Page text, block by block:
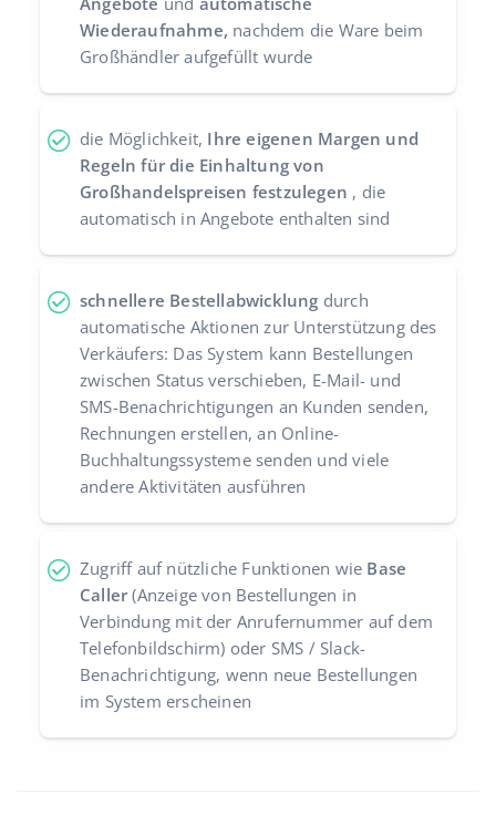
Wiederaufnahme, nachdem die Ware beim
Großhändler aufgefüllt wurde
die Möglichkeit, Ihre eigenen Margen und
Regeln für die Einhaltung von
Großhandelspreisen festzulegen , die
automatisch in Angebote enthalten sind
schnellere Bestellabwicklung durch
automatische Aktionen zur Unterstützung des
Verkäufers: Das System kann Bestellungen
zwischen Status verschieben, E-Mail- und
SMS-Benachrichtigungen an Kunden senden,
Rechnungen erstellen, an Online-
Buchhaltungssysteme senden und viele
andere Aktivitäten ausführen
Zugriff auf nützliche Funktionen wie Base
Caller (Anzeige von Bestellungen in
Verbindung mit der Anrufernummer auf dem
Telefonbildschirm) oder SMS / Slack-
Benachrichtigung, wenn neue Bestellungen
im System erscheinen